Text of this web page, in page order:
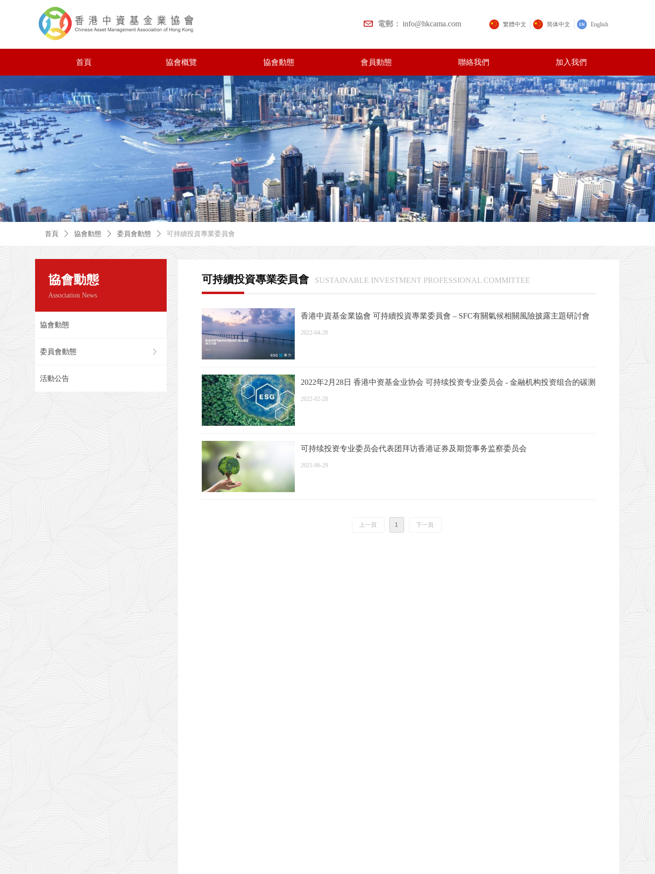
電郵： info@hkcama.com
首頁 協會概覽 協會動態 會員動態 聯絡我們 加入我們
繁體中文 简体中文 English
首頁 ꄲ 協會動態 ꄲ 委員會動態 ꄲ 可持續投資專業委員會
可持續投資專業委員會 SUSTAINABLE INVESTMENT PROFESSIONAL COMMITTEE
香港中資基金業協會 可持續投資專業委員會 – SFC有關氣候相關風險披露主題研討會
2022-04-28
2022年2月28日 香港中资基金业协会 可持续投资专业委员会 - 金融机构投资组合的碳测
算和减排目标设定主题培训活动
2022-02-28
可持续投资专业委员会代表团拜访香港证券及期货事务监察委员会
2021-06-29
上一頁 1 下一頁
協會動態
Association News
協會動態
委員會動態 ꁕ
活動公告